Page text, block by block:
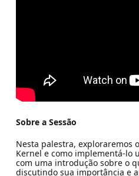
Sobre a Sessão
Nesta palestra, exploraremos
Kernel e como implementá-lo
com uma introdução sobre o
discutindo sua importância e